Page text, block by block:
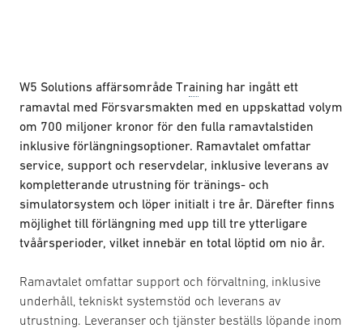
W5 Solutions affärsområde Training har ingått ett
ramavtal med Försvarsmakten med en uppskattad volym
om 700 miljoner kronor för den fulla ramavtalstiden
inklusive förlängningsoptioner. Ramavtalet omfattar
service, support och reservdelar, inklusive leverans av
kompletterande utrustning för tränings- och
simulatorsystem och löper initialt i tre år. Därefter finns
möjlighet till förlängning med upp till tre ytterligare
tvåårsperioder, vilket innebär en total löptid om nio år.
Ramavtalet omfattar support och förvaltning, inklusive
underhåll, tekniskt systemstöd och leverans av
utrustning. Leveranser och tjänster beställs löpande inom